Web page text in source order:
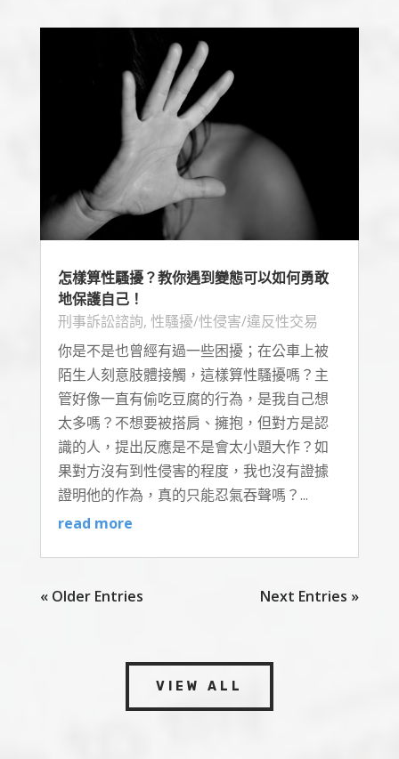
怎樣算性騷擾？教你遇到變態可以如何勇敢
地保護自己！
刑事訴訟諮詢, 性騷擾/性侵害/違反性交易
你是不是也曾經有過一些困擾；在公車上被
陌生人刻意肢體接觸，這樣算性騷擾嗎？主
管好像一直有偷吃豆腐的行為，是我自己想
太多嗎？不想要被搭肩、擁抱，但對方是認
識的人，提出反應是不是會太小題大作？如
果對方沒有到性侵害的程度，我也沒有證據
證明他的作為，真的只能忍氣吞聲嗎？...
read more
« Older Entries Next Entries »
VIEW ALL